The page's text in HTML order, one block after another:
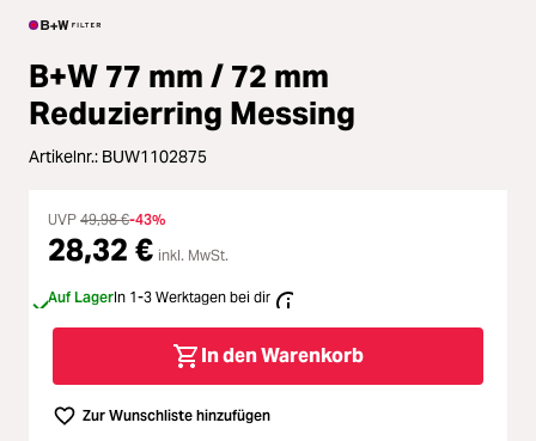
Zubehör
Loading...
Licht & Studio
Loading...
Bildbearbeitung
Loading...
Ferngläser
Loading...
Second Hand
Loading...
SALE
Loading...
B+W 77 mm / 72 mm
Reduzierring Messing
Artikelnr.: BUW1102875
UVP 49,98 €-43%
28,32 € inkl. MwSt.
Auf LagerIn 1-3 Werktagen bei dir
In den Warenkorb
Zur Wunschliste hinzufügen